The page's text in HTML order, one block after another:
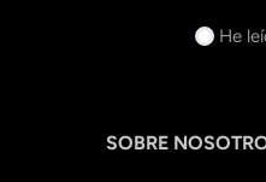
He
SOBRE